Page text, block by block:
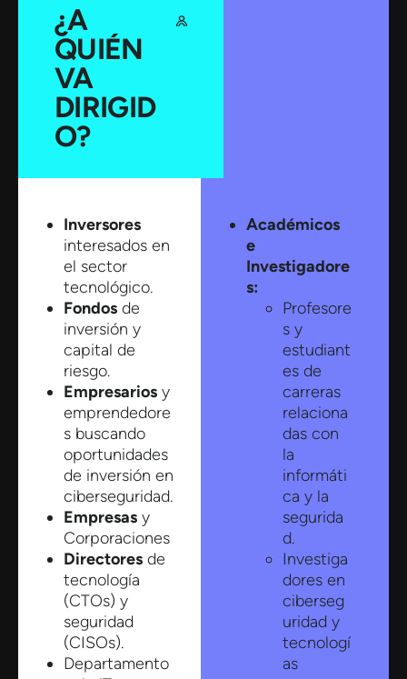
¿A
QUIÉN
VA
DIRIGID
O?
Inversores
interesados en
el sector
tecnológico.​
Fondos de
inversión y
capital de
riesgo.​
Empresarios y
emprendedore
s buscando
oportunidades
de inversión en
ciberseguridad.​
Empresas y
Corporaciones
Directores de
tecnología
(CTOs) y
seguridad
(CISOs).​
Departamento
Académicos
e
Investigadore
s: ​
Profesore
s y
estudiant
es de
carreras
relaciona
das con
la
informáti
ca y la
segurida
d.​
Investiga
dores en
ciberseg
uridad y
tecnologí
as